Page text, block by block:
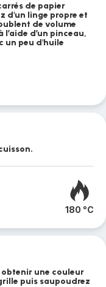
de papier
d'un linge propre et
de volume
d’un pinceau,
un peu d'huile
180 °C
une couleur
puis saupoudrez